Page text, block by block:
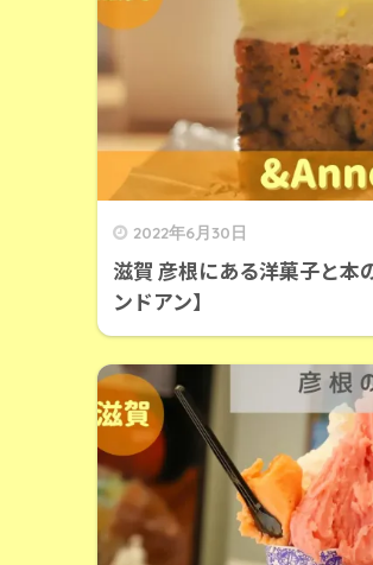
2022年6月30日
滋賀 彦根にある洋菓子と
ンドアン】